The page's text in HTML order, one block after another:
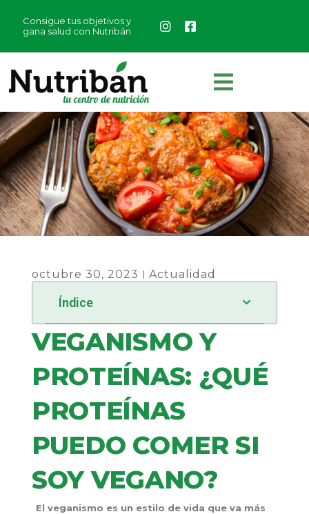
Consigue tus objetivos y
gana salud con Nutribán
octubre 30, 2023 Actualidad
Índice
VEGANISMO Y
PROTEÍNAS: ¿QUÉ
PROTEÍNAS
PUEDO COMER SI
SOY VEGANO?
El veganismo es un estilo de vida que va más